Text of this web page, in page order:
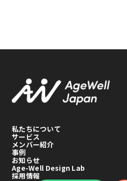
私たちについて
サービス
メンバー紹介
事例
お知らせ
Age-Well Design Lab
採用情報